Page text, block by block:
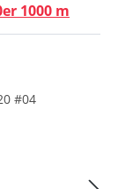
1000 m